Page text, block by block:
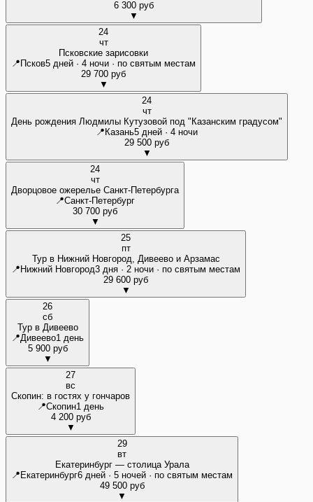
6 300 руб
▼
24
чт
Псковские зарисовки
📍Псков5 дней · 4 ночи · по святым местам
29 700 руб
▼
24
чт
День рождения Людмилы Кутузовой под "Казанским градусом"
📍Казань5 дней · 4 ночи
29 500 руб
▼
24
чт
Дворцовое ожерелье Санкт-Петербурга
📍Санкт-Петербург
30 700 руб
▼
25
пт
Тур в Нижний Новгород, Дивеево и Арзамас
📍Нижний Новгород3 дня · 2 ночи · по святым местам
29 600 руб
▼
26
сб
Тур в Дивеево
📍Дивеево1 день
5 900 руб
▼
27
вс
Скопин: в гостях у гончаров
📍Скопин1 день
4 200 руб
▼
29
вт
Екатеринбург — столица Урала
📍Екатеринбург6 дней · 5 ночей · по святым местам
49 500 руб
▼